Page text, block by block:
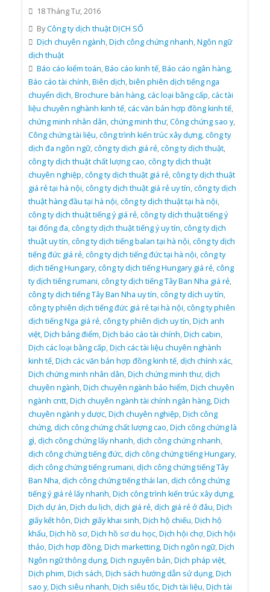
18 Tháng Tư, 2016
ByCông ty dịch thuật DỊCH SỐ
Dịch chuyên ngành,Dịch công chứng nhanh,Ngôn ngữ
dịch thuật
Báo cáo kiểm toán,Báo cáo kinh tế,Báo cáo ngân hàng,
Báo cáo tài chính,Biên dịch,biên phiên dịch tiếng nga
chuyển dịch,Brochure bán hàng,các loại bằng cấp,các tài
liệu chuyên nghành kinh tế,các văn bản hợp đồng kinh tế,
chứng minh nhân dân,chứng minh thư,Công chứng sao y,
Công chứng tài liệu,công trình kiến trúc xây dựng,công ty
dịch đa ngôn ngữ,công ty dịch giá rẻ,công ty dịch thuật,
công ty dịch thuật chất lượng cao,công ty dịch thuật
chuyên nghiệp,công ty dịch thuật giá rẻ,công ty dịch thuật
giá rẻ tại hà nội,công ty dịch thuật giá rẻ uy tín,công ty dịch
thuật hàng đầu tại hà nội,công ty dịch thuật tại hà nội,
công ty dịch thuật tiếng ý giá rẻ,công ty dịch thuật tiếng ý
tại đống đa,công ty dịch thuật tiếng ý uy tín,công ty dịch
thuật uy tín,công ty dịch tiếng balan tại hà nội,công ty dịch
tiếng đức giá rẻ,công ty dịch tiếng đức tại hà nội,công ty
dịch tiếng Hungary,công ty dịch tiếng Hungary giá rẻ,công
ty dịch tiếng rumani,công ty dịch tiếng Tây Ban Nha giá rẻ,
công ty dịch tiếng Tây Ban Nha uy tín,công ty dịch uy tín,
công ty phiên dịch tiếng đức giá rẻ tại hà nội,công ty phiên
dịch tiếng Nga giá rẻ,công ty phiên dịch uy tín,Dịch anh
việt,Dịch bảng điểm,Dịch báo cáo tài chính,Dịch cabin,
Dịch các loại bằng cấp,Dịch các tài liệu chuyên nghành
kinh tế,Dịch các văn bản hợp đồng kinh tế,dịch chính xác,
Dịch chứng minh nhân dân,Dịch chứng minh thư,dịch
chuyên ngành,Dịch chuyên ngành bảo hiểm,Dịch chuyên
ngành cntt,Dịch chuyên ngành tài chính ngân hàng,Dịch
chuyên ngành y dược,Dịch chuyên nghiệp,Dịch công
chứng,dịch công chứng chất lượng cao,Dịch công chứng là
gì,dịch công chứng lấy nhanh,dịch công chứng nhanh,
dịch công chứng tiếng đức,dịch công chứng tiếng Hungary,
dịch công chứng tiếng rumani,dịch công chứng tiếng Tây
Ban Nha,dịch công chứng tiếng thái lan,dịch công chứng
tiếng ý giá rẻ lấy nhanh,Dịch công trình kiến trúc xây dựng,
Dịch dự án,Dịch du lịch,dịch giá rẻ,dịch giá rẻ ở đâu,Dịch
giấy kết hôn,Dịch giấy khai sinh,Dịch hộ chiếu,Dịch hộ
khẩu,Dịch hồ sơ,Dịch hồ sơ du học,Dịch hội chợ,Dịch hội
thảo,Dịch hợp đồng,Dịch marketting,Dịch ngôn ngữ,Dịch
Ngôn ngữ thông dụng,Dịch nguyên bản,Dịch pháp việt,
Dịch phim,Dịch sách,Dịch sách hướng dẫn sử dụng,Dịch
sao y,Dịch siêu nhanh,Dịch siêu tốc,Dịch tài liệu,Dịch tài